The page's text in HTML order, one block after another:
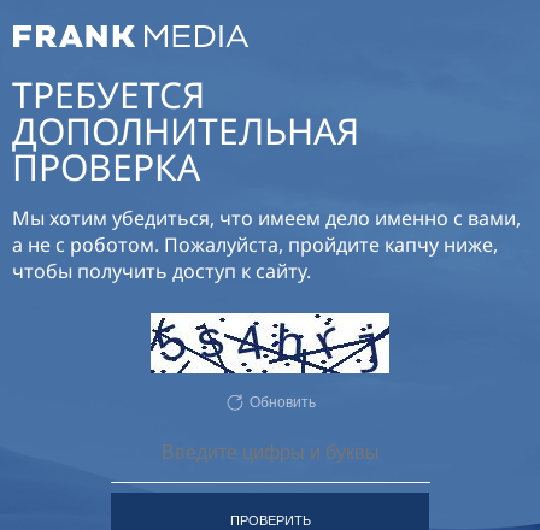
ТРЕБУЕТСЯ
ДОПОЛНИТЕЛЬНАЯ
ПРОВЕРКА
Мы хотим убедиться, что имеем дело именно с вами,
а не с роботом. Пожалуйста, пройдите капчу ниже,
чтобы получить доступ к сайту.
Обновить
ПРОВЕРИТЬ